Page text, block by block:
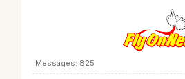
Messages: 825